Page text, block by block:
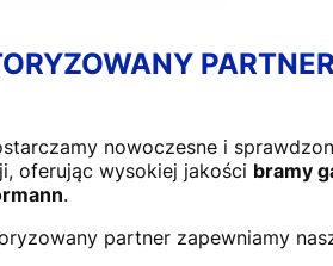
nowoczesne i
oferując wysokiej jakości bramy
.
partner zapewniamy